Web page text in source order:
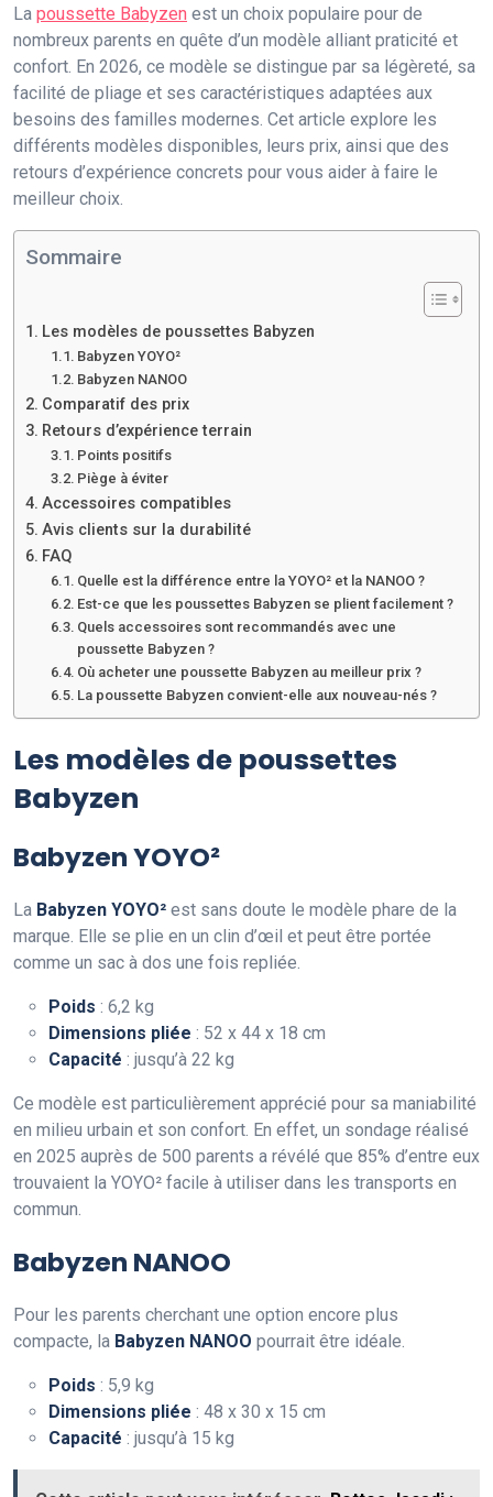
La poussette Babyzen est un choix populaire pour de
nombreux parents en quête d’un modèle alliant praticité et
confort. En 2026, ce modèle se distingue par sa légèreté, sa
facilité de pliage et ses caractéristiques adaptées aux
besoins des familles modernes. Cet article explore les
différents modèles disponibles, leurs prix, ainsi que des
retours d’expérience concrets pour vous aider à faire le
meilleur choix.
Sommaire
Les modèles de poussettes Babyzen
Babyzen YOYO²
Babyzen NANOO
Comparatif des prix
Retours d’expérience terrain
Points positifs
Piège à éviter
Accessoires compatibles
Avis clients sur la durabilité
FAQ
Quelle est la différence entre la YOYO² et la NANOO ?
Est-ce que les poussettes Babyzen se plient facilement ?
Quels accessoires sont recommandés avec une
poussette Babyzen ?
Où acheter une poussette Babyzen au meilleur prix ?
La poussette Babyzen convient-elle aux nouveau-nés ?
Les modèles de poussettes
Babyzen
Babyzen YOYO²
La Babyzen YOYO² est sans doute le modèle phare de la
marque. Elle se plie en un clin d’œil et peut être portée
comme un sac à dos une fois repliée.
Poids : 6,2 kg
Dimensions pliée : 52 x 44 x 18 cm
Capacité : jusqu’à 22 kg
Ce modèle est particulièrement apprécié pour sa maniabilité
en milieu urbain et son confort. En effet, un sondage réalisé
en 2025 auprès de 500 parents a révélé que 85% d’entre eux
trouvaient la YOYO² facile à utiliser dans les transports en
commun.
Babyzen NANOO
Pour les parents cherchant une option encore plus
compacte, la Babyzen NANOO pourrait être idéale.
Poids : 5,9 kg
Dimensions pliée : 48 x 30 x 15 cm
Capacité : jusqu’à 15 kg